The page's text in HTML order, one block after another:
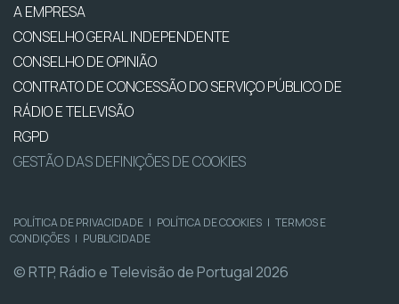
A EMPRESA
CONSELHO GERAL INDEPENDENTE
CONSELHO DE OPINIÃO
CONTRATO DE CONCESSÃO DO SERVIÇO PÚBLICO DE
RÁDIO E TELEVISÃO
RGPD
GESTÃO DAS DEFINIÇÕES DE COOKIES
POLÍTICA DE PRIVACIDADE | POLÍTICA DE COOKIES | TERMOS E
CONDIÇÕES | PUBLICIDADE
© RTP, Rádio e Televisão de Portugal 2026